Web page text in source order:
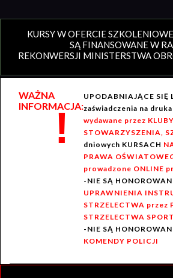
KURSY W OFERCIE
SĄ FINANSOWANE W
REKONWERSJI MINISTERSTWA
WAŻNA
INFORMACJA:
!
UPODABNIAJĄCE SIĘ
zaświadczenia na
wydawane przez KLUBY,
STOWARZYSZENIA,
dniowych KURSACH
PRAWA
prowadzone ONLINE
-NIE SĄ
UPRAWNIENIA
STRZELECTWA przez
STRZELECTWA
-NIE SĄ
KOMENDY POLICJI